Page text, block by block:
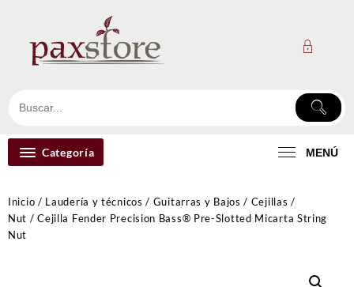
contenido
Categoría MENÚ
Inicio / Laudería y técnicos / Guitarras y Bajos / Cejillas /
Nut / Cejilla Fender Precision Bass® Pre-Slotted Micarta String
Nut